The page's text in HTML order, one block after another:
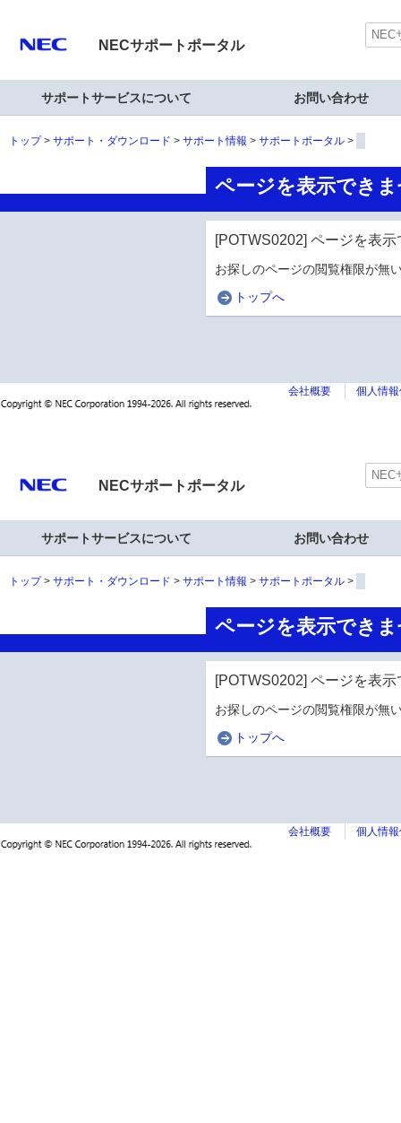
NECサポートポータル
サポートサービスについて お問い合わせ
トップ サポート・ダウンロード サポート情報 サポートポータル
ページを表示でき
[POTWS0202] ページを表
お探しのページの閲覧権限が無
トップへ
会社概要 個人情
NECサポートポータル
サポートサービスについて お問い合わせ
トップ サポート・ダウンロード サポート情報 サポートポータル
ページを表示でき
[POTWS0202] ページを表
お探しのページの閲覧権限が無
トップへ
会社概要 個人情